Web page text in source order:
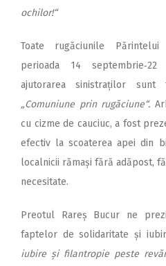
ochilor!“
Toate rugăciunile Părintelui
perioada 14
ajutorarea sinistraților
„Comuniune prin rugăciune“.
cu cizme de cauciuc, a fost
efectiv la scoaterea apei din
localnicii rămași fără adăpost,
necesitate.
Preotul Rareș Bucur ne
faptelor de solidaritate și
iubire și filantropie peste